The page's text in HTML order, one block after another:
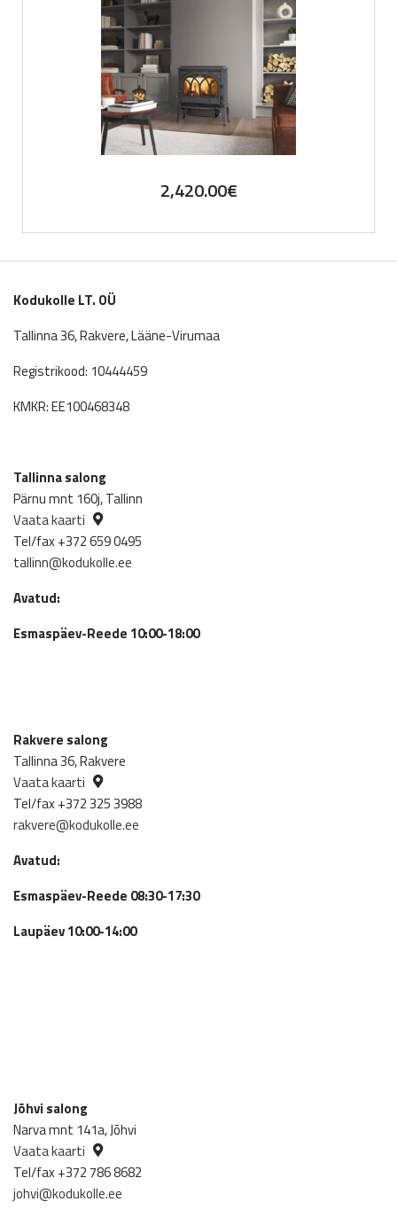
2,420.00€
Kodukolle LT. OÜ
Tallinna 36, Rakvere, Lääne-Virumaa
Registrikood: 10444459
KMKR: EE100468348
Tallinna salong
Pärnu mnt 160j, Tallinn
Vaata kaarti
Tel/fax +372 659 0495
tallinn@kodukolle.ee
Avatud:
Esmaspäev-Reede 10:00-18:00
Rakvere salong
Tallinna 36, Rakvere
Vaata kaarti
Tel/fax +372 325 3988
rakvere@kodukolle.ee
Avatud:
Esmaspäev-Reede 08:30-17:30
Laupäev 10:00-14:00
Jõhvi salong
Narva mnt 141a, Jõhvi
Vaata kaarti
Tel/fax +372 786 8682
johvi@kodukolle.ee